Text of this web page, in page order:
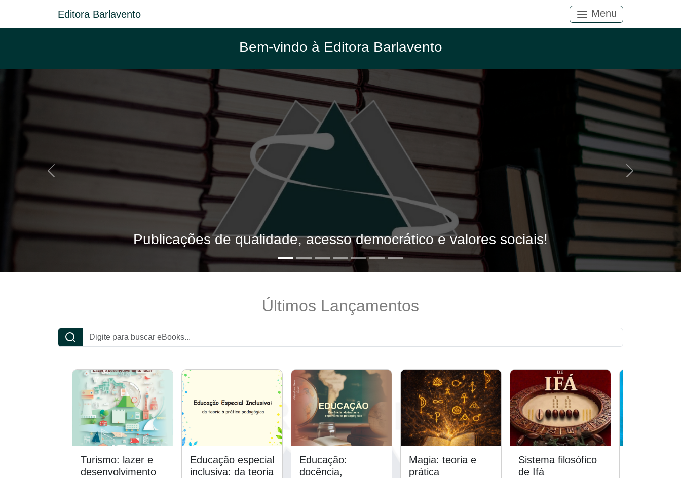
Editora Barlavento Menu
Bem-vindo à Editora Barlavento
Publicações de qualidade, acesso democrático e valores sociais!
Anterior Próximo
Últimos Lançamentos
Turismo: lazer e
desenvolvimento
Educação especial
inclusiva: da teoria
Educação:
docência,
Magia: teoria e
prática
Sistema filosófico
de Ifá